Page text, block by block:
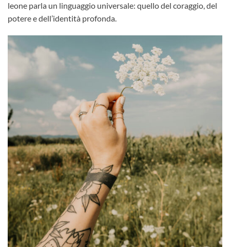
leone parla un linguaggio universale: quello del coraggio, del
potere e dell’identità profonda.